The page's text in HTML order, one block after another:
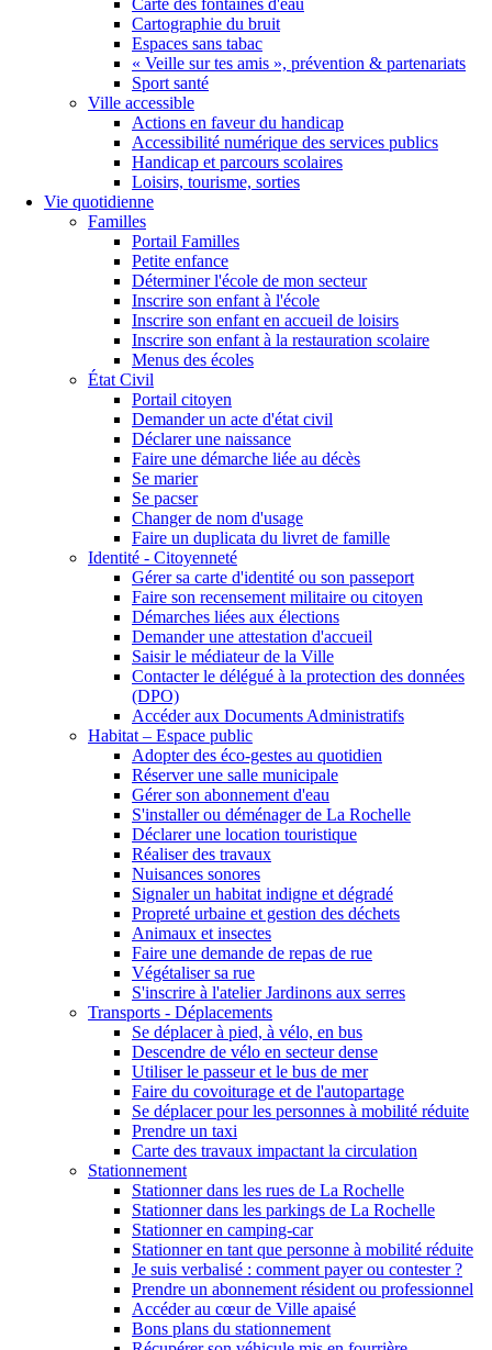
Carte des fontaines d'eau
Cartographie du bruit
Espaces sans tabac
« Veille sur tes amis », prévention & partenariats
Sport santé
Ville accessible
Actions en faveur du handicap
Accessibilité numérique des services publics
Handicap et parcours scolaires
Loisirs, tourisme, sorties
Vie quotidienne
Familles
Portail Familles
Petite enfance
Déterminer l'école de mon secteur
Inscrire son enfant à l'école
Inscrire son enfant en accueil de loisirs
Inscrire son enfant à la restauration scolaire
Menus des écoles
État Civil
Portail citoyen
Demander un acte d'état civil
Déclarer une naissance
Faire une démarche liée au décès
Se marier
Se pacser
Changer de nom d'usage
Faire un duplicata du livret de famille
Identité - Citoyenneté
Gérer sa carte d'identité ou son passeport
Faire son recensement militaire ou citoyen
Démarches liées aux élections
Demander une attestation d'accueil
Saisir le médiateur de la Ville
Contacter le délégué à la protection des données
(DPO)
Accéder aux Documents Administratifs
Habitat – Espace public
Adopter des éco-gestes au quotidien
Réserver une salle municipale
Gérer son abonnement d'eau
S'installer ou déménager de La Rochelle
Déclarer une location touristique
Réaliser des travaux
Nuisances sonores
Signaler un habitat indigne et dégradé
Propreté urbaine et gestion des déchets
Animaux et insectes
Faire une demande de repas de rue
Végétaliser sa rue
S'inscrire à l'atelier Jardinons aux serres
Transports - Déplacements
Se déplacer à pied, à vélo, en bus
Descendre de vélo en secteur dense
Utiliser le passeur et le bus de mer
Faire du covoiturage et de l'autopartage
Se déplacer pour les personnes à mobilité réduite
Prendre un taxi
Carte des travaux impactant la circulation
Stationnement
Stationner dans les rues de La Rochelle
Stationner dans les parkings de La Rochelle
Stationner en camping-car
Stationner en tant que personne à mobilité réduite
Je suis verbalisé : comment payer ou contester ?
Prendre un abonnement résident ou professionnel
Accéder au cœur de Ville apaisé
Bons plans du stationnement